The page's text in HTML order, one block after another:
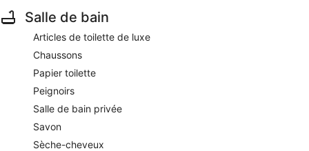
Salle de bain
Articles de toilette de luxe
Chaussons
Papier toilette
Peignoirs
Salle de bain privée
Savon
Sèche-cheveux